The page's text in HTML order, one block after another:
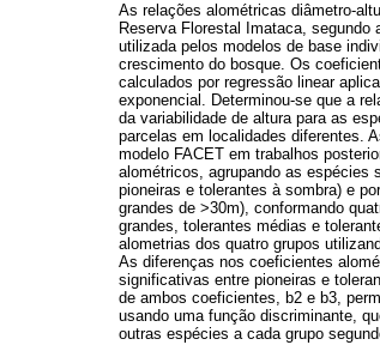
As relações alométricas diâmetro-
Reserva Florestal Imataca, segundo
utilizada pelos modelos de base
crescimento do bosque. Os
calculados por regressão linear
exponencial. Determinou-se que a
da variabilidade de altura para as
parcelas em localidades diferentes.
modelo FACET em trabalhos
alométricos, agrupando as espécies
pioneiras e tolerantes à sombra) e
grandes de >30m), conformando
grandes, tolerantes médias e
alometrias dos quatro grupos
As diferenças nos coeficientes
significativas entre pioneiras e
de ambos coeficientes, b2 e b3,
usando uma função discriminante,
outras espécies a cada grupo